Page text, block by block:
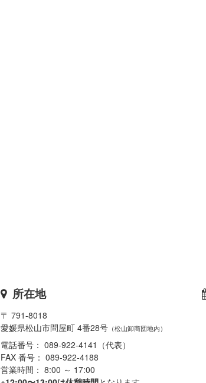
所在地
〒 791-8018
愛媛県松山市問屋町 4番28号 （松山卸商団地内）
電話番号： 089-922-4141（代表）
FAX 番号： 089-922-4188
営業時間： 8:00 ～ 17:00